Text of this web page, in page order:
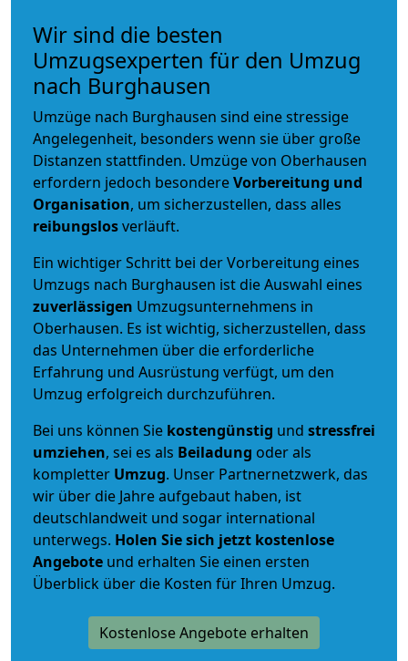
Wir sind die besten
Umzugsexperten für den Umzug
nach Burghausen
Umzüge nach Burghausen sind eine stressige
Angelegenheit, besonders wenn sie über große
Distanzen stattfinden. Umzüge von Oberhausen
erfordern jedoch besondereVorbereitung und
Organisation, um sicherzustellen, dass alles
reibungslosverläuft.
Ein wichtiger Schritt bei der Vorbereitung eines
Umzugs nach Burghausen ist die Auswahl eines
zuverlässigen Umzugsunternehmens in
Oberhausen. Es ist wichtig, sicherzustellen, dass
das Unternehmen über die erforderliche
Erfahrung und Ausrüstung verfügt, um den
Umzug erfolgreich durchzuführen.
Bei uns können Sie kostengünstig und stressfrei
umziehen, sei es als Beiladung oder als
kompletter Umzug. Unser Partnernetzwerk, das
wir über die Jahre aufgebaut haben, ist
deutschlandweit und sogar international
unterwegs. Holen Sie sich jetzt kostenlose
Angebote und erhalten Sie einen ersten
Überblick über die Kosten für Ihren Umzug.
Kostenlose Angebote erhalten